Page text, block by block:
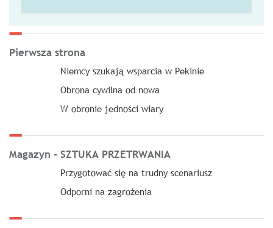
Pierwsza strona
Niemcy szukają wsparcia w Pekinie
Obrona cywilna od nowa
W obronie jedności wiary
Magazyn - SZTUKA PRZETRWANIA
Przygotować się na trudny scenariusz
Odporni na zagrożenia